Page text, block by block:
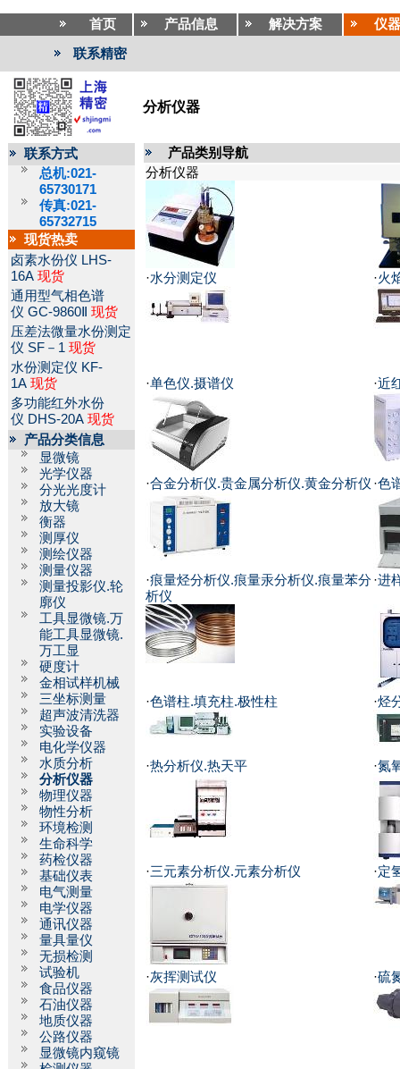
首页 产品信息 解决方案 仪
联系精密
分析仪器
联系方式
总机:021-
65730171
传真:021-
65732715
现货热卖
卤素水份仪 LHS-
16A 现货
通用型气相色谱
仪 GC-9860Ⅱ
现货
压差法微量水份测定
仪 SF－1 现货
水份测定仪 KF-
1A 现货
多功能红外水份
仪 DHS-20A 现货
产品分类信息
显微镜
光学仪器
分光光度计
放大镜
衡器
测厚仪
测绘仪器
测量仪器
测量投影仪.轮
廓仪
工具显微镜.万
能工具显微镜.
万工显
硬度计
金相试样机械
三坐标测量
超声波清洗器
实验设备
电化学仪器
水质分析
分析仪器
物理仪器
物性分析
环境检测
生命科学
药检仪器
基础仪表
电气测量
电学仪器
通讯仪器
量具量仪
无损检测
试验机
食品仪器
石油仪器
地质仪器
公路仪器
显微镜内窥镜
产品类别导航
分析仪器
·水分测定仪 ·火
·单色仪.摄谱仪 ·近
·合金分析仪.贵金属分析仪.黄金分析仪 ·色
·痕量烃分析仪.痕量汞分析仪.痕量苯分
析仪
·进
·色谱柱.填充柱.极性柱 ·烃
·热分析仪.热天平 ·氮
·三元素分析仪.元素分析仪 ·定
·灰挥测试仪 ·硫